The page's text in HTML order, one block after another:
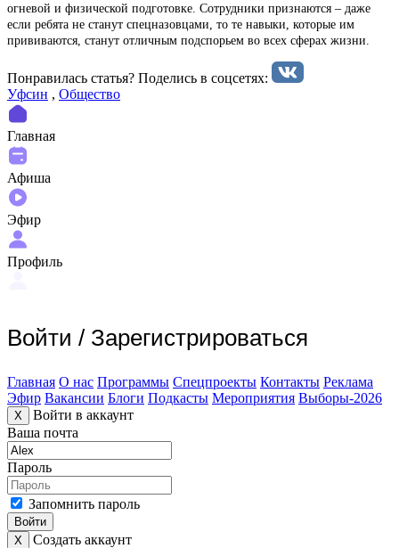
огневой и физической подготовке. Сотрудники признаются – даже
если ребята не станут спецназовцами, то те навыки, которые им
прививаются, станут отличным подспорьем во всех сферах жизни.
Понравилась статья? Поделиcь в соцсетях:
Уфсин , Общество
Главная
Афиша
Эфир
Профиль
Войти / Зарегистрироваться
Главная О нас Программы Спецпроекты Контакты Реклама
Эфир Вакансии Блоги Подкасты Мероприятия Выборы-2026
X
Войти в аккаунт
Ваша почта
Пароль
Запомнить пароль
Войти
X
Создать аккаунт